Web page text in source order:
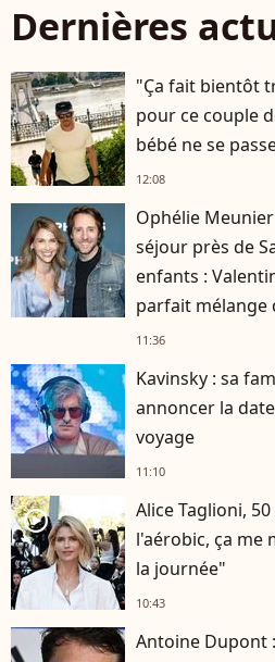
Dernières
"Ça fait bientôt
pour ce couple
bébé ne se
12:08
Ophélie
séjour près de
enfants :
parfait mélange
11:36
Kavinsky : sa
annoncer la
voyage
11:10
player2
Alice Taglioni,
l'aérobic, ça me
la journée"
10:43
Antoine Dupont